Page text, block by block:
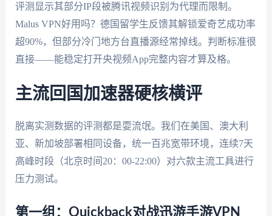
评测显示其部分IP段被腾讯视频识别为代理而限制。
Malus VPN好用吗？德国留学生反馈其解锁爱奇艺成功率
超90%，但部分冷门地方台直播源经常掉线。判断标准很
直接——能稳定打开央视频App完整内容才算及格。
主流回国加速器硬核横评
脱离实测数据的评测都是耍流氓。我们在美国、澳大利
亚、新加坡部署相同设备，统一百兆宽带环境，连续7天
高峰时段（北京时间20：00-22:00）对六款主流工具进行
压力测试。
第一组：Quickback对战迅游手游VPN